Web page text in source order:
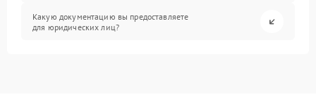
Какую документацию вы предоставляете
для юридических лиц?